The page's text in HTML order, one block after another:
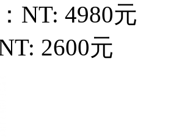
NT: 4980元
2600元